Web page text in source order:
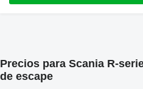
Precios para Scania R-
de escape